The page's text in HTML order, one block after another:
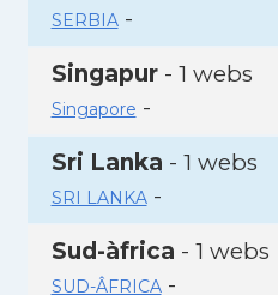
SERBIA-
Singapur- 1 webs
Singapore -
Sri Lanka - 1 webs
SRI LANKA-
Sud-àfrica - 1 webs
SUD-ÂFRICA-